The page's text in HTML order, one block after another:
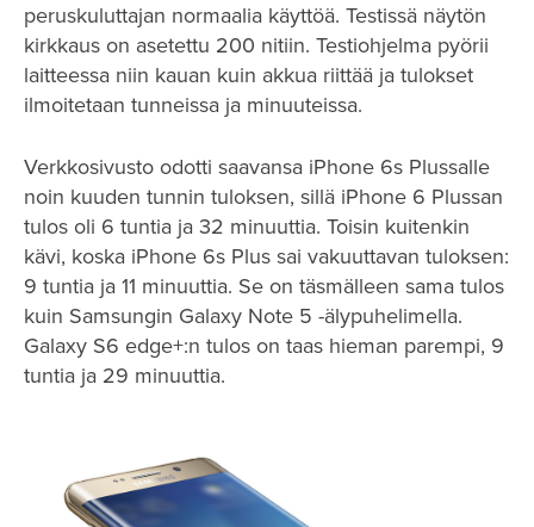
peruskuluttajan normaalia käyttöä. Testissä näytön
kirkkaus on asetettu 200 nitiin. Testiohjelma pyörii
laitteessa niin kauan kuin akkua riittää ja tulokset
ilmoitetaan tunneissa ja minuuteissa.
Verkkosivusto odotti saavansa iPhone 6s Plussalle
noin kuuden tunnin tuloksen, sillä iPhone 6 Plussan
tulos oli 6 tuntia ja 32 minuuttia. Toisin kuitenkin
kävi, koska iPhone 6s Plus sai vakuuttavan tuloksen:
9 tuntia ja 11 minuuttia. Se on täsmälleen sama tulos
kuin Samsungin Galaxy Note 5 -älypuhelimella.
Galaxy S6 edge+:n tulos on taas hieman parempi, 9
tuntia ja 29 minuuttia.